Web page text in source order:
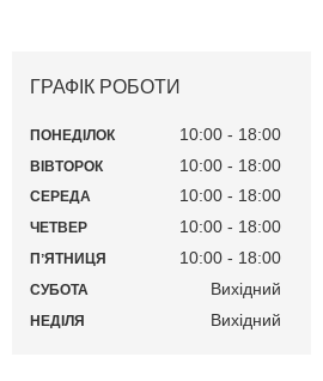
ГРАФІК РОБОТИ
ПОНЕДІЛОК 10:00 18:00
ВІВТОРОК 10:00 18:00
СЕРЕДА 10:00 18:00
ЧЕТВЕР 10:00 18:00
ПʼЯТНИЦЯ 10:00 18:00
СУБОТА Вихідний
НЕДІЛЯ Вихідний